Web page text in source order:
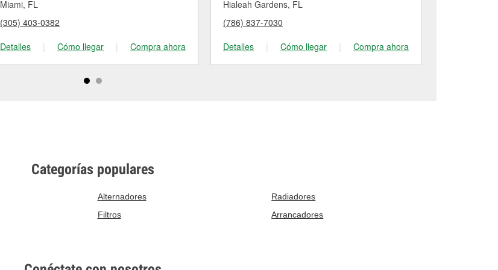
Miami, FL
(305) 403-0382
Detalles
| Cómo llegar | Compra ahora
Hialeah Gardens, FL
(786) 837-7030
Detalles
| Cómo llegar | Compra ahora
Categorías populares
Alternadores
Radiadores
Filtros Arrancadores